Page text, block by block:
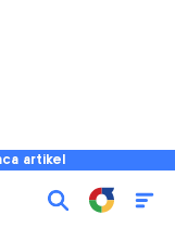
artikel